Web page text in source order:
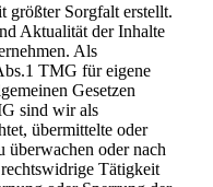
größter Sorgfalt erstellt.
Aktualität der Inhalte
Als
TMG für eigene
Gesetzen
sind wir als
übermittelte oder
überwachen oder nach
Tätigkeit